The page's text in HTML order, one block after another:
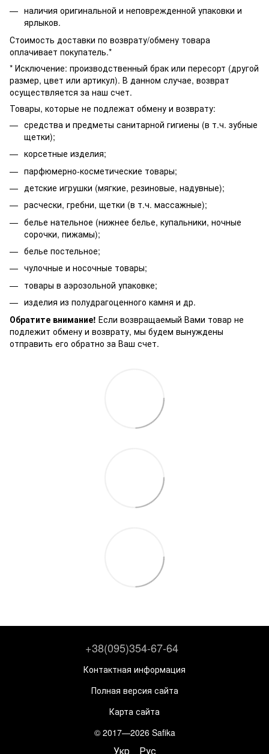
наличия оригинальной и неповрежденной упаковки и
ярлыков.
Стоимость доставки по возврату/обмену товара
оплачивает покупатель.*
* Исключение: производственный брак или пересорт (другой
размер, цвет или артикул). В данном случае, возврат
осуществляется за наш счет.
Товары, которые не подлежат обмену и возврату:
средства и предметы санитарной гигиены (в т.ч. зубные
щетки);
корсетные изделия;
парфюмерно-косметические товары;
детские игрушки (мягкие, резиновые, надувные);
расчески, гребни, щетки (в т.ч. массажные);
белье нательное (нижнее белье, купальники, ночные
сорочки, пижамы);
белье постельное;
чулочные и носочные товары;
товары в аэрозольной упаковке;
изделия из полудрагоценного камня и др.
Обратите внимание! Если возвращаемый Вами товар не
подлежит обмену и возврату, мы будем вынуждены
отправить его обратно за Ваш счет.
+38(095)354-67-64
Контактная информация
Полная версия сайта
Карта сайта
© 2017—2026 Safika
Укр Рус